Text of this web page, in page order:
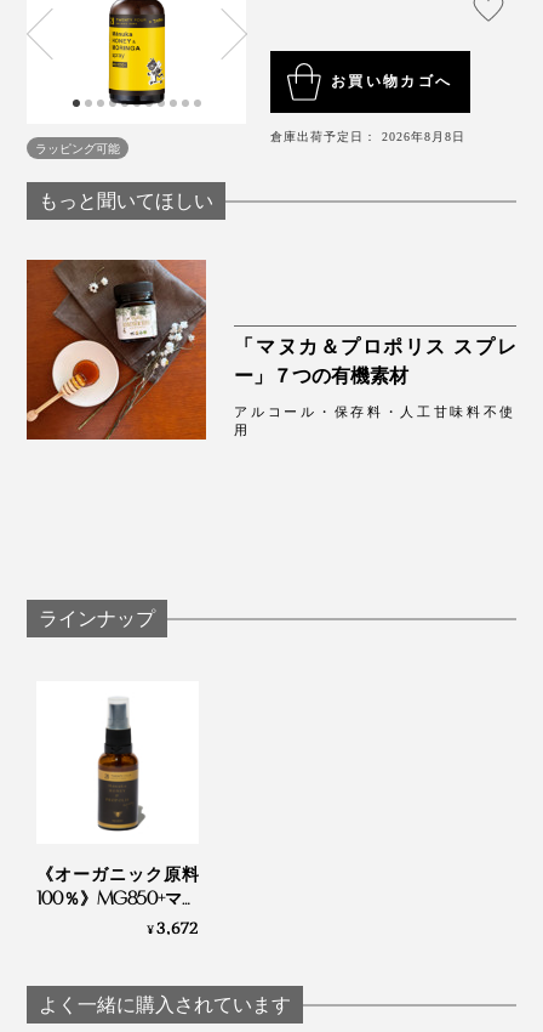
アルコールを使うことなく、菌も酸化も起こらない真空
の容器内で、高度18,000m相当の負圧をかけて成分を抽
出。モリンガの本来の力をそのまま閉じ込めたような、
高濃度なエキスが配合されています。
人為的には合成できない貴重なもので、外敵の侵入を防
ぎ、ミツバチの巣の中を無菌状態に保つことで知られて
目に入ったときは直ちに洗い流してください。
1歳未満の乳幼児には食べさせないでください。
乳幼児の手の届かない場所に保管してください。
ラッピング可能
お買い物カゴへ
倉庫出荷予定日： 2026年8月8日
もっと聞いてほしい
「マヌカ＆プロポリス スプレ
ー」７つの有機素材
アルコール・保存料・人工甘味料不使
用
ラインナップ
《オーガニック原料
100％》MG850+マヌ
カハニー配合、アル
ポリス スプレー」｜
24 ORGANIC DAYS
¥3,672
よく一緒に購入されています